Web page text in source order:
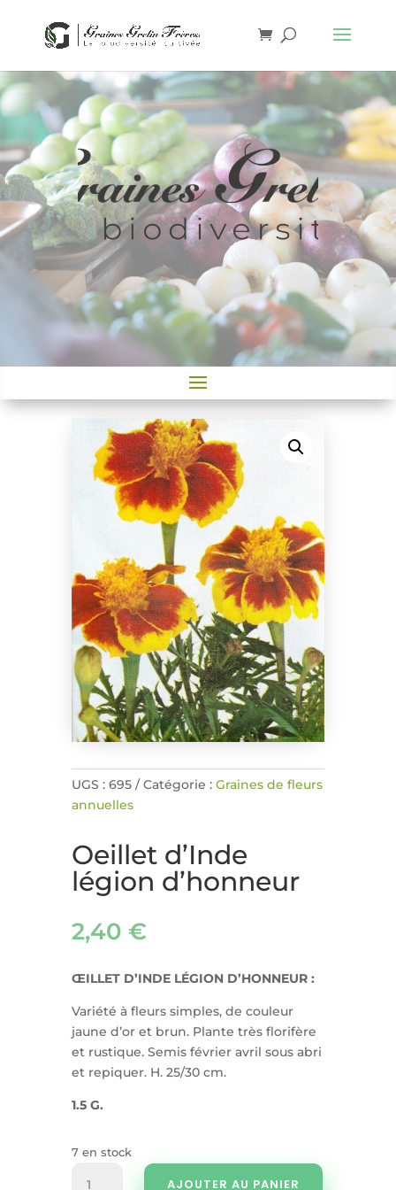
UGS : 695 Catégorie : Graines de fleurs
annuelles
Oeillet d’Inde
légion d’honneur
2,40 €
ŒILLET D’INDE LÉGION D’HONNEUR :
Variété à fleurs simples, de couleur
jaune d’or et brun. Plante très florifère
et rustique. Semis février avril sous abri
et repiquer. H. 25/30 cm.
1.5 G.
7 en stock
AJOUTER AU PANIER